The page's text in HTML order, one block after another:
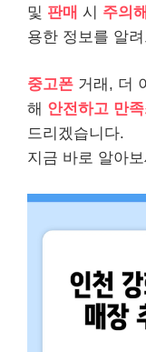
및 판매 시 주의
용한 정보를 알
중고폰 거래, 더
해 안전하고 만
드리겠습니다.
지금 바로 알아